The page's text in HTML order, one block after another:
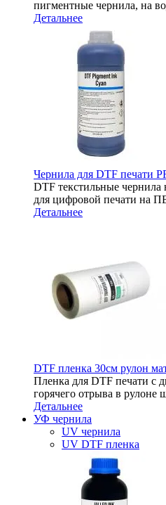
пигментные чернила, на
Детальнее
Чернила для DTF печати
DTF текстильные
для цифровой печати на
Детальнее
DTF пленка 30см рулон
Пленка для DTF печати с
горячего отрыва в
Детальнее
УФ чернила
UV чернила
UV DTF пленка